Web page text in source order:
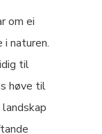
om ei
naturen.
til
høve til